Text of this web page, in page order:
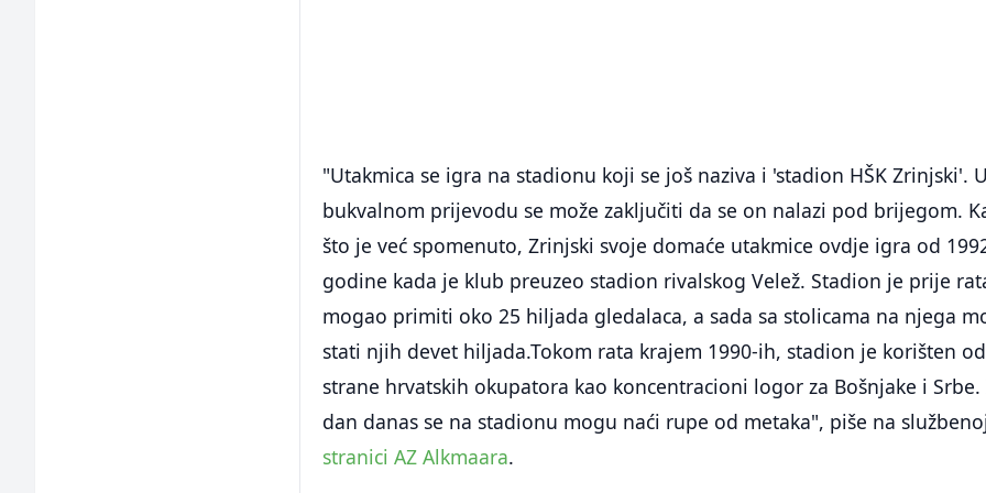
"Utakmica se igra na stadionu koji se još naziva i 'stadion HŠK Zrinjski'. U
bukvalnom prijevodu se može zaključiti da se on nalazi pod brijegom.
što je već spomenuto, Zrinjski svoje domaće utakmice ovdje igra od
godine kada je klub preuzeo stadion rivalskog Velež. Stadion je prije
mogao primiti oko 25 hiljada gledalaca, a sada sa stolicama na njega
stati njih devet hiljada.Tokom rata krajem 1990-ih, stadion je korišten od
strane hrvatskih okupatora kao koncentracioni logor za Bošnjake i Srbe.
dan danas se na stadionu mogu naći rupe od metaka", piše na službenoj
stranici AZ Alkmaara.